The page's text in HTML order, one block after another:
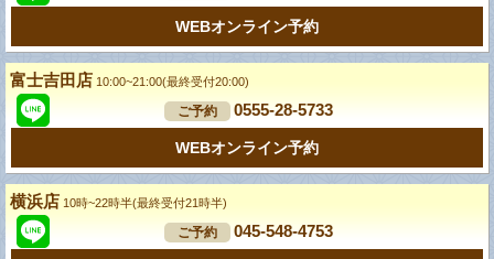
WEBオンライン予約
富士吉田店 10:00~21:00(最終受付20:00)
ご予約 0555-28-5733
WEBオンライン予約
横浜店 10時~22時半(最終受付21時半)
ご予約 045-548-4753